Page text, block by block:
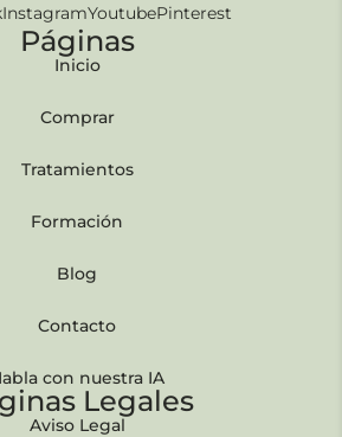
InstagramYoutubePinterest
Páginas
Inicio
Comprar
Tratamientos
Formación
Blog
Contacto
con nuestra IA
Legales
Aviso Legal